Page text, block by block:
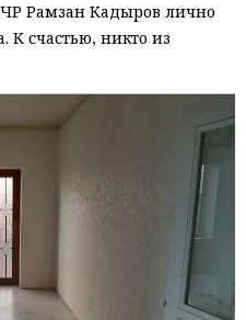
Рамзан Кадыров лично
К счастью, никто из